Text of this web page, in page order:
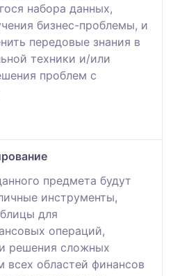
набора данных,
бизнес-проблемы, и
передовые знания в
техники и/или
проблем с
предмета будут
инструменты,
для
операций,
решения сложных
всех областей финансов